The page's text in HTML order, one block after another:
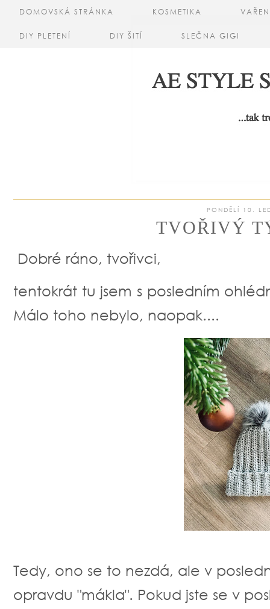
DOMOVSKÁ STRÁNKA KOSMETIKA
DIY PLETENÍ DIY ŠITÍ SLEČNA GIGI
PONDĚLÍ 10.
TVOŘIVÝ
Dobré ráno, tvořivci,
tentokrát tu jsem s posledním
Málo toho nebylo, naopak....
Tedy, ono se to nezdá, ale v
opravdu "mákla". Pokud jste se v